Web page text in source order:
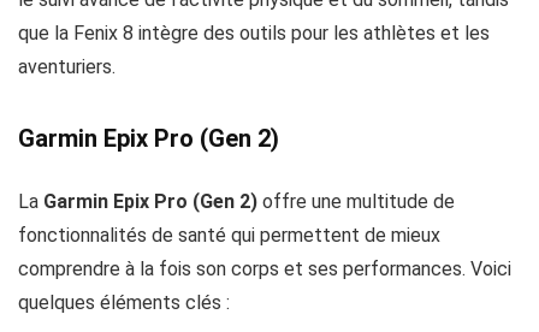
que la Fenix 8 intègre des outils pour les athlètes et les
aventuriers.
Garmin Epix Pro (Gen 2)
La Garmin Epix Pro (Gen 2) offre une multitude de
fonctionnalités de santé qui permettent de mieux
comprendre à la fois son corps et ses performances. Voici
quelques éléments clés :